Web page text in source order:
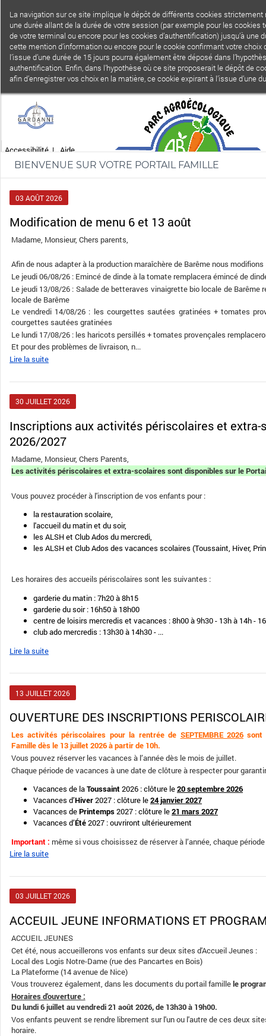
La navigation sur ce site implique le dépôt de différents cookies
une durée allant de la durée de votre session (par exemple pour les
de votre terminal ou encore pour les cookies d’authentification) jusqu’à
cette mention d’information ou encore pour le cookie confirmant votre
l’issue d’une durée de 15 jours pourra également être déposé dans
authentification. Enfin, dans l’hypothèse où ce site proposerait le dépôt de
afin d’enregistrer vos choix en la matière, ce cookie expirant à l’issue d’une
Accessibilité | Aide
BIENVENUE SUR VOTRE PORTAIL FAMILLE
03 AOÛT2026
Modification de menu 6 et 13 août
Madame, Monsieur, Chers parents,
Afin de nous adapter à la production maraîchère de Barême nous
Le jeudi 06/08/26 : Emincé de dinde à la tomate remplacera émincé de
Le jeudi 13/08/26 : Salade de betteraves vinaigrette bio locale de Barême
locale de Barême
Le vendredi 14/08/26 : les courgettes sautées gratinées + tomates
courgettes sautées gratinées
Le lundi 17/08/26 : les haricots persillés + tomates provençales
Et pour des problèmes de livraison, n...
Lire la suite
30 JUILLET2026
Inscriptions aux activités périscolaires et extra-scolaires
2026/2027
Madame, Monsieur, Chers Parents,
Les activités périscolaires et extra-scolaires sont disponibles sur le
Vous pouvez procéder à l'inscription de vos enfants pour :
la restauration scolaire,
l'accueil du matin et du soir,
les ALSH et Club Ados du mercredi,
les ALSH et Club Ados des vacances scolaires (Toussaint, Hiver,
Les horaires des accueils périscolaires sont les suivantes :
garderie du matin : 7h20 à 8h15
garderie du soir : 16h50 à 18h00
centre de loisirs mercredis et vacances : 8h00 à 9h30 - 13h à 14h -
club ado mercredis : 13h30 à 14h30 - ...
Lire la suite
13 JUILLET2026
OUVERTURE DES INSCRIPTIONS
Les activités périscolaires pour la rentrée de SEPTEMBRE 2026sont
Famille dès le 13 juillet 2026 à partir de 10h.
Vous pouvez réserver les vacances à l’année dès le mois de juillet.
Chaque période de vacances à une date de clôture à respecter pour
Vacances de laToussaint2026 : clôture le20 septembre 2026
Vacances d’Hiver2027 : clôture le24 janvier 2027
Vacances dePrintemps2027 : clôture le21 mars 2027
Vacances d’Été2027 : ouvriront ultérieurement
Important : même si vous choisissez de réserver à l’année, chaque
Lire la suite
03 JUILLET2026
ACCEUIL JEUNE INFORMATIONS ET
ACCUEIL JEUNES
Cet été, nous accueillerons vos enfants sur deux sites d'Accueil Jeunes :
Local des Logis Notre-Dame (rue des Pancartes en Bois)
La Plateforme (14 avenue de Nice)
Vous trouverez également, dans les documents du portail famillele
Horaires d'ouverture :
Du lundi 6 juillet au vendredi 21 août 2026, de 13h30 à 19h00.
Vos enfants peuvent se rendre librement sur l'un ou l'autre de ces deux
horaire.